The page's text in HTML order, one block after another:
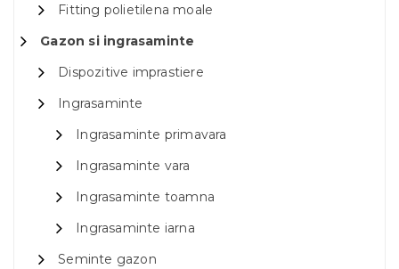
Fitting polietilena moale
Gazon si ingrasaminte
Dispozitive imprastiere
Ingrasaminte
Ingrasaminte primavara
Ingrasaminte vara
Ingrasaminte toamna
Ingrasaminte iarna
Seminte gazon